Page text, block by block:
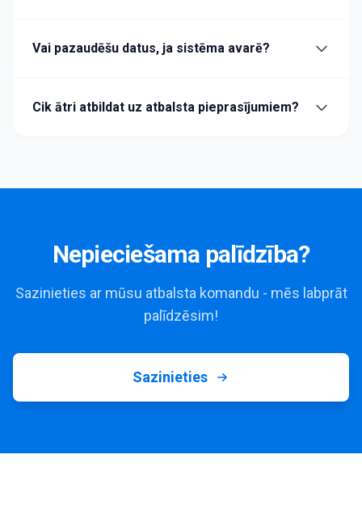
Vai pazaudēšu datus, ja sistēma avarē?
Cik ātri atbildat uz atbalsta pieprasījumiem?
Nepieciešama palīdzība?
Sazinieties ar mūsu atbalsta komandu - mēs labprāt
palīdzēsim!
Sazinieties